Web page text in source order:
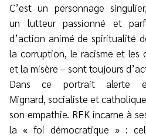
C’est un personnage
un lutteur passionné et
d’action animé de spiritualité
la corruption, le racisme et les
et la misère – sont toujours
Dans ce portrait alerte
Mignard, socialiste et
son empathie. RFK incarne à
la « foi démocratique » :